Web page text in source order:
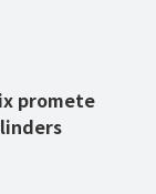
promete